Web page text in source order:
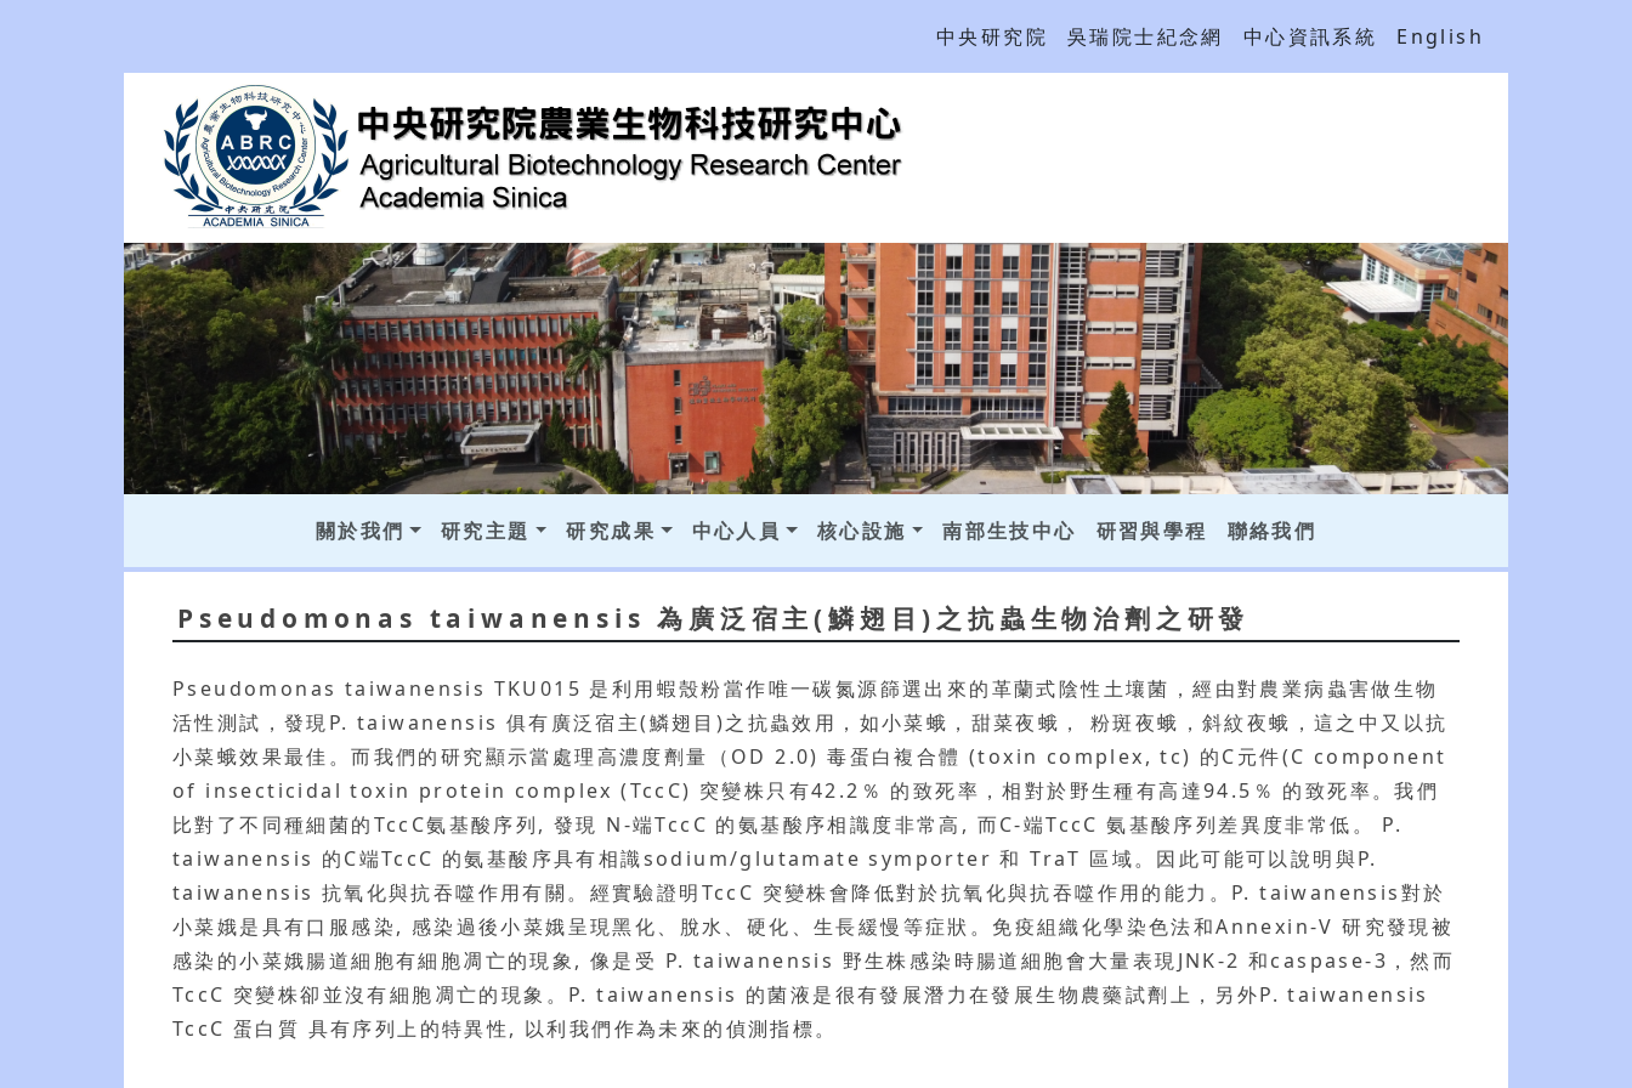
中央研究院 吳瑞院士紀念網 中心資訊系統 English
關於我們 研究主題 研究成果 中心人員 核心設施 南部生技中心 研習與學程 聯絡我們
Pseudomonas taiwanensis 為廣泛宿主(鱗翅目)之抗蟲生物治劑之研發
Pseudomonas taiwanensis TKU015 是利用蝦殼粉當作唯一碳氮源篩選出來的革蘭式陰性土壤菌，經由對農業病蟲害做生物
活性測試，發現P. taiwanensis 俱有廣泛宿主(鱗翅目)之抗蟲效用，如小菜蛾，甜菜夜蛾， 粉斑夜蛾，斜紋夜蛾，這之中又以抗
小菜蛾效果最佳。而我們的研究顯示當處理高濃度劑量（OD 2.0) 毒蛋白複合體 (toxin complex, tc) 的C元件(C component
of insecticidal toxin protein complex (TccC) 突變株只有42.2％ 的致死率，相對於野生種有高達94.5％ 的致死率。我們
比對了不同種細菌的TccC氨基酸序列, 發現 N-端TccC 的氨基酸序相識度非常高, 而C-端TccC 氨基酸序列差異度非常低。 P.
taiwanensis 的C端TccC 的氨基酸序具有相識sodium/glutamate symporter 和 TraT 區域。因此可能可以說明與P.
taiwanensis 抗氧化與抗吞噬作用有關。經實驗證明TccC 突變株會降低對於抗氧化與抗吞噬作用的能力。P. taiwanensis對於
小菜娥是具有口服感染, 感染過後小菜娥呈現黑化、脫水、硬化、生長緩慢等症狀。免疫組織化學染色法和Annexin-V 研究發現被
感染的小菜娥腸道細胞有細胞凋亡的現象, 像是受 P. taiwanensis 野生株感染時腸道細胞會大量表現JNK-2 和caspase-3，然而
TccC 突變株卻並沒有細胞凋亡的現象。P. taiwanensis 的菌液是很有發展潛力在發展生物農藥試劑上，另外P. taiwanensis
TccC 蛋白質 具有序列上的特異性, 以利我們作為未來的偵測指標。